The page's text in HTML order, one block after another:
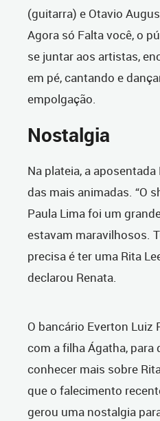
(guitarra) e Otavio
Agora só Falta você, o
se juntar aos artistas,
em pé, cantando e
empolgação.
Nostalgia
Na plateia, a
das mais animadas. “O
Paula Lima foi um
estavam maravilhosos.
precisa é ter uma Rita
declarou Renata.
O bancário Everton Luiz
com a filha Ágatha, para
conhecer mais sobre
que o falecimento
gerou uma nostalgia